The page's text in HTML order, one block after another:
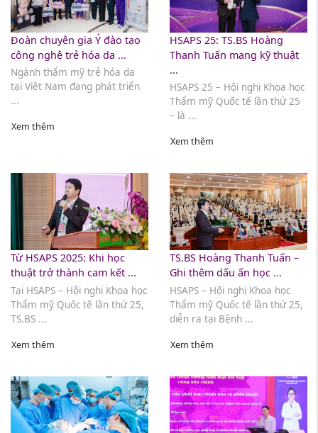
Đoàn chuyên gia Ý đào tạo
công nghệ trẻ hóa da ...
Ngành thẩm mỹ trẻ hóa da
tại Việt Nam đang phát triển
...
Xem thêm
HSAPS 25: TS.BS Hoàng
Thanh Tuấn mang kỹ thuật
...
HSAPS 25 – Hội nghị Khoa học
Thẩm mỹ Quốc tế lần thứ 25
– là ...
Xem thêm
Từ HSAPS 2025: Khi học
thuật trở thành cam kết ...
Tại HSAPS – Hội nghị Khoa học
Thẩm mỹ Quốc tế lần thứ 25,
TS.BS ...
Xem thêm
TS.BS Hoàng Thanh Tuấn –
Ghi thêm dấu ấn học ...
HSAPS – Hội nghị Khoa học
Thẩm mỹ Quốc tế lần thứ 25,
diễn ra tại Bệnh ...
Xem thêm